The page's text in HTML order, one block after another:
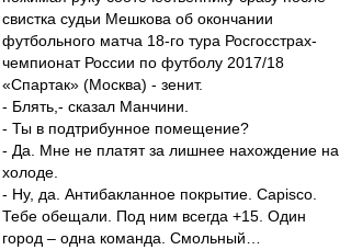
свистка судьи Мешкова об окончании
футбольного матча 18-го тура Росгосстрах-
чемпионат России по футболу 2017/18
«Спартак» (Москва) - зенит.
- Блять,- сказал Манчини.
- Ты в подтрибунное помещение?
- Да. Мне не платят за лишнее нахождение на
холоде.
- Ну, да. Антибакланное покрытие. Сapisco.
Тебе обещали. Под ним всегда +15. Один
город – одна команда. Смольный…